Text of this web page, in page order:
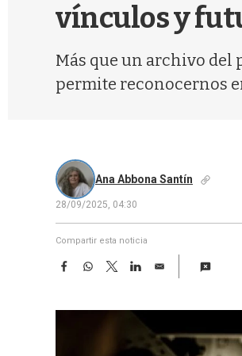
vínculos y
Más que un archivo del
permite reconocernos
Ana Abbona Santín
28/09/2025, 04:30
Compartir esta noticia
F
e
W
t
T
w
t
L
k
e
E
i